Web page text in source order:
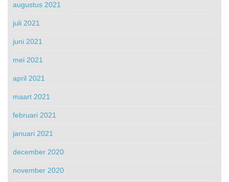
augustus 2021
juli 2021
juni 2021
mei 2021
april 2021
maart 2021
februari 2021
januari 2021
december 2020
november 2020